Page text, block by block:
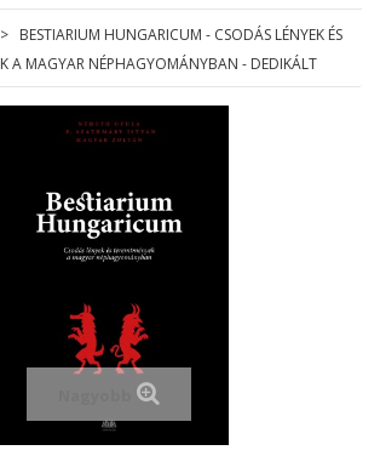
>
BESTIARIUM HUNGARICUM - CSODÁS LÉNYEK ÉS
A MAGYAR NÉPHAGYOMÁNYBAN - DEDIKÁLT